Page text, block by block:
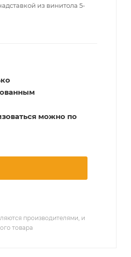
из винитола 5-
можно по
производителями, и
товара